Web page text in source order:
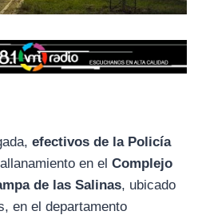
efectivos de la Policía
en el Complejo
de las Salinas, ubicado
en el departamento